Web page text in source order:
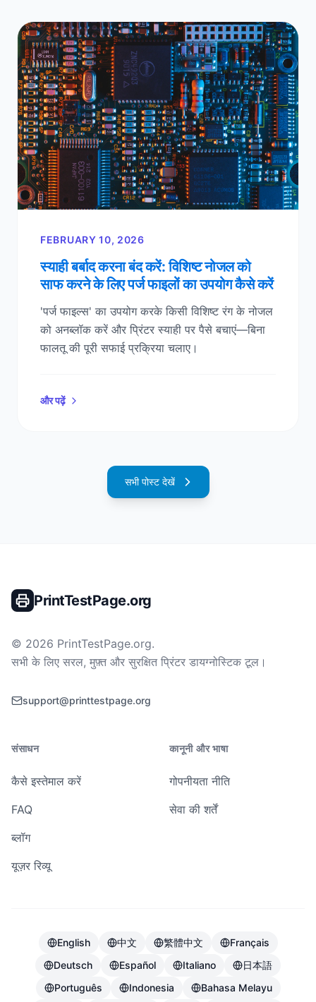
FEBRUARY 10, 2026
स्याही बर्बाद करना बंद करें: विशिष्ट नोजल को
साफ करने के लिए पर्ज फाइलों का उपयोग कैसे करें
'पर्ज फाइल्स' का उपयोग करके किसी विशिष्ट रंग के नोजल
को अनब्लॉक करें और प्रिंटर स्याही पर पैसे बचाएं—बिना
फालतू की पूरी सफाई प्रक्रिया चलाए।
और पढ़ें
सभी पोस्ट देखें
PrintTestPage.org
© 2026 PrintTestPage.org.
सभी के लिए सरल, मुफ़्त और सुरक्षित प्रिंटर डायग्नोस्टिक टूल।
support@printtestpage.org
संसाधन
कैसे इस्तेमाल करें
FAQ
ब्लॉग
यूज़र रिव्यू
कानूनी और भाषा
गोपनीयता नीति
सेवा की शर्तें
English 中文 繁體中文
Français
Deutsch
Español Italiano
日本語
Português
Indonesia Bahasa Melayu